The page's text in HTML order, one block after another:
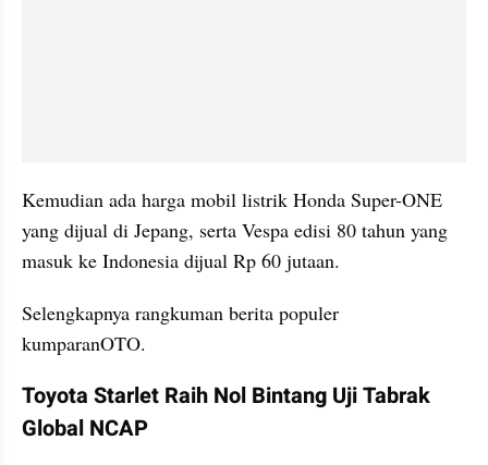
Kemudian ada harga mobil listrik Honda Super-ONE
yang dijual di Jepang, serta Vespa edisi 80 tahun yang
masuk ke Indonesia dijual Rp 60 jutaan.
Selengkapnya rangkuman berita populer
kumparanOTO.
Toyota Starlet Raih Nol Bintang Uji Tabrak
Global NCAP